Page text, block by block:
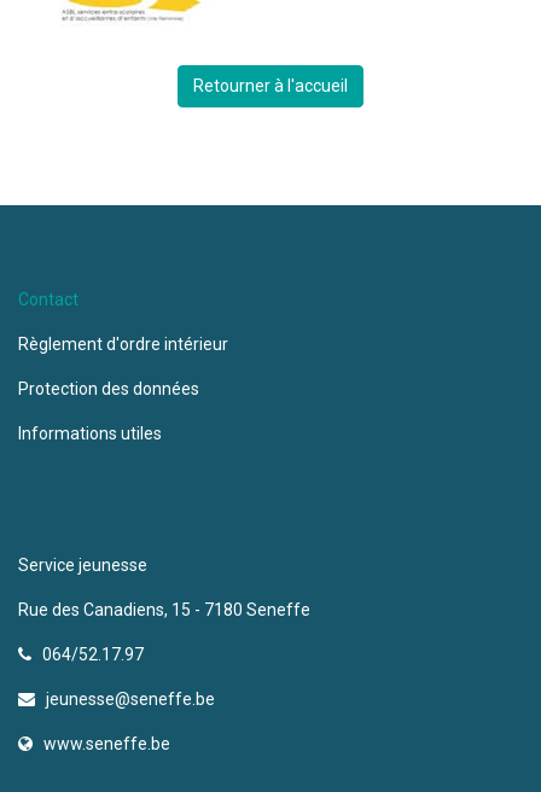
Retourner à l'accueil
Contact
Règlement d'ordre intérieur
Protection des données
Informations utiles
Service jeunesse
Rue des Canadiens, 15 - 7180 Seneffe
064/52.17.97
jeunesse@seneffe.be
www.seneffe.be